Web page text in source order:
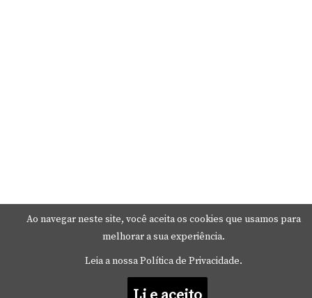
Ao navegar neste site, você aceita os cookies que usamos para
melhorar a sua experiência.
Leia a nossa Política de Privacidade.